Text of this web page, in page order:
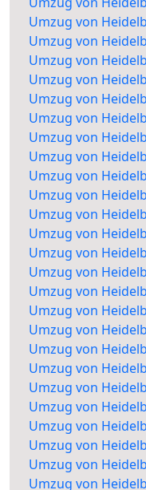
Umzug von
Umzug von
Umzug von
Umzug von
Umzug von
Umzug von
Umzug von
Umzug von
Umzug von
Umzug von
Umzug von
Umzug von
Umzug von
Umzug von
Umzug von
Umzug von
Umzug von
Umzug von
Umzug von
Umzug von
Umzug von
Umzug von
Umzug von
Umzug von
Umzug von